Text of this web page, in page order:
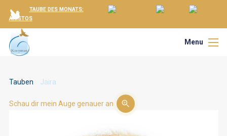
TAUBE DES MONATS:
ARISTOS
Menu
Tauben Jaira
Schau dir mein Auge genauer an